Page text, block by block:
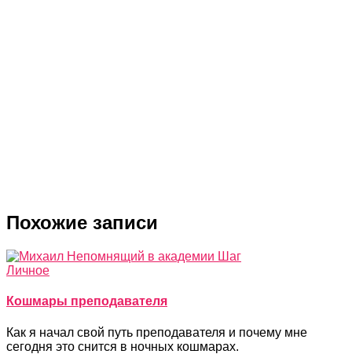
Похожие записи
Личное
Кошмары преподавателя
Как я начал свой путь преподавателя и почему мне
сегодня это снится в ночных кошмарах.